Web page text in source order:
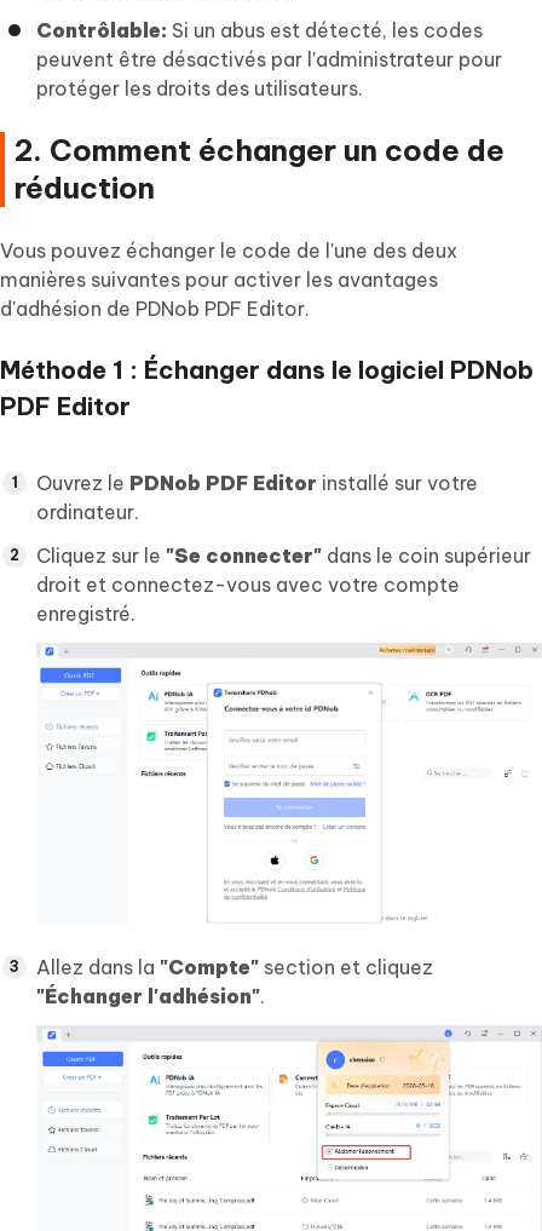
Contrôlable: Si un abus est détecté, les codes
peuvent être désactivés par l'administrateur pour
protéger les droits des utilisateurs.
2. Comment échanger un code de
réduction
Vous pouvez échanger le code de l'une des deux
manières suivantes pour activer les avantages
d'adhésion de PDNob PDF Editor.
Méthode 1 : Échanger dans le logiciel PDNob
PDF Editor
Ouvrez le PDNob PDF Editor installé sur votre
ordinateur.
Cliquez sur le "Se connecter" dans le coin supérieur
droit et connectez-vous avec votre compte
enregistré.
Allez dans la "Compte" section et cliquez
"Échanger l'adhésion".